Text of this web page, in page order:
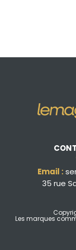
Email :
35 rue
Les marques